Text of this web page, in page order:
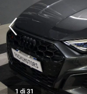
1 di 31
tecnologie
di
tracciamento
che
adottiamo
per
offrire
funzionalità